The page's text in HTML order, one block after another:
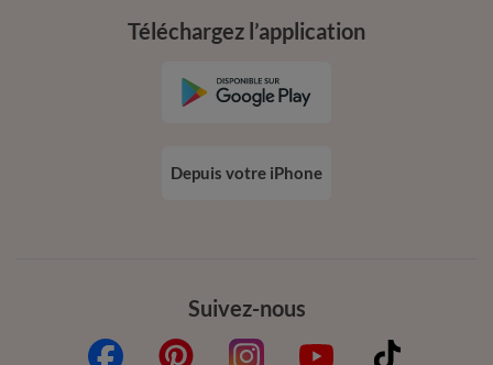
Suivez-nous
Téléchargez l’application
Depuis votre iPhone